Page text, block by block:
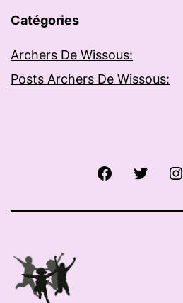
Catégories
Archers De Wissous:
Posts Archers De Wissous:
FacebookTwitter